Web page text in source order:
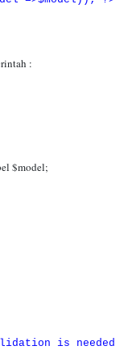
:
$model;
is needed